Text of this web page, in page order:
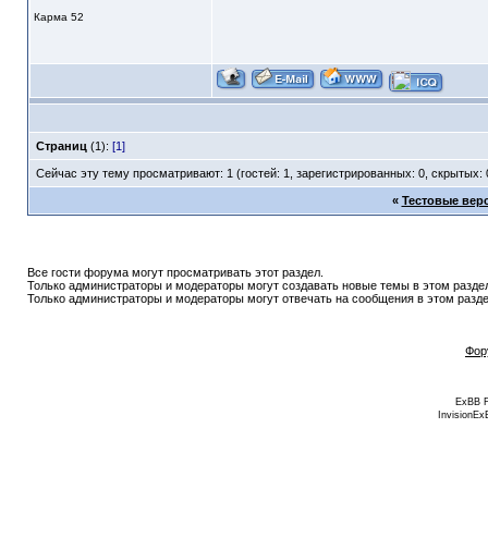
Карма 52
Страниц (1): [1]
Сейчас эту тему просматривают: 1 (гостей: 1, зарегистрированных: 0, скрытых:
« Тестовые
Все гости форума могут просматривать этот раздел.
Только администраторы и модераторы могут создавать новые темы в этом
Только администраторы и модераторы могут отвечать на сообщения в этом
ExBB